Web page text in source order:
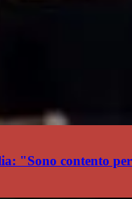
"Sono contento per